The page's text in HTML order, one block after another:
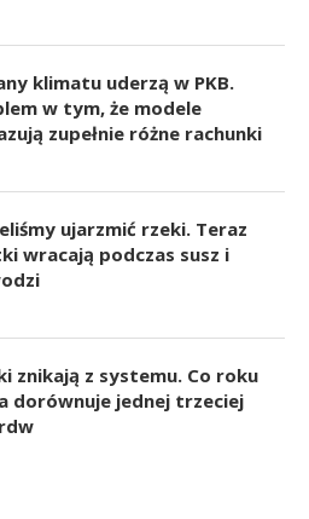
klimatu uderzą w PKB.
w tym, że modele
zupełnie różne rachunki
ujarzmić rzeki. Teraz
wracają podczas susz i
znikają z systemu. Co roku
dorównuje jednej trzeciej